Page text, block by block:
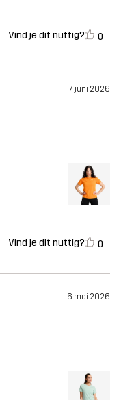
Vind je dit nuttig? 0
7 juni 2026
Vind je dit nuttig? 0
6 mei 2026